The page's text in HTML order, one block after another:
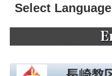
Select Language